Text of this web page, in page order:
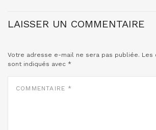
LAISSER UN COMMENTAIRE
Votre adresse e-mail ne sera pas publiée. Les
sont indiqués avec *